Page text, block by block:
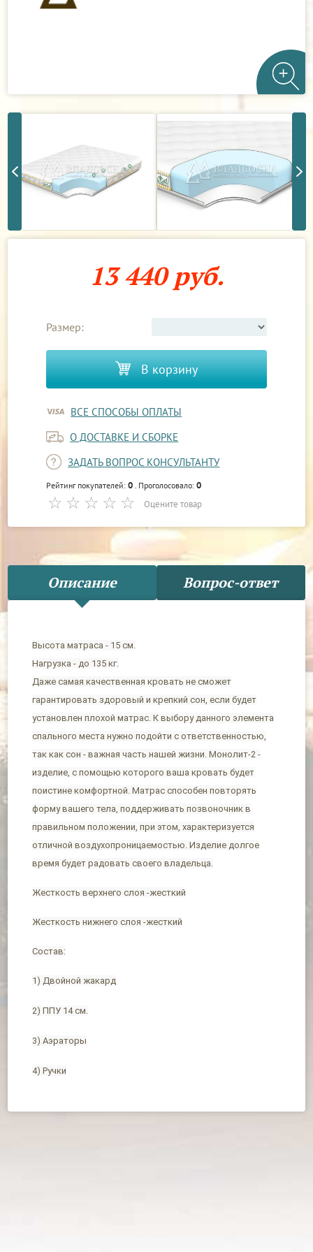
13 440 руб.
Размер:
В корзину
ВСЕ СПОСОБЫ ОПЛАТЫ
О ДОСТАВКЕ И СБОРКЕ
ЗАДАТЬ ВОПРОС КОНСУЛЬТАНТУ
Рейтинг покупателей:0 . Проголосовало:0
Оцените товар
Описание Вопрос-ответ
Высота матраса - 15 см.
Нагрузка - до 135 кг.
Даже самая качественная кровать не сможет
гарантировать здоровый и крепкий сон, если будет
установлен плохой матрас. К выбору данного элемента
спального места нужно подойти с ответственностью,
так как сон - важная часть нашей жизни. Монолит-2 -
изделие, с помощью которого ваша кровать будет
поистине комфортной. Матрас способен повторять
форму вашего тела, поддерживать позвоночник в
правильном положении, при этом, характеризуется
отличной воздухопроницаемостью. Изделие долгое
время будет радовать своего владельца.
Жесткость верхнего слоя -жесткий
Жесткость нижнего слоя -жесткий
Состав:
1) Двойной жакард
2) ППУ 14 см.
3) Аэраторы
4) Ручки